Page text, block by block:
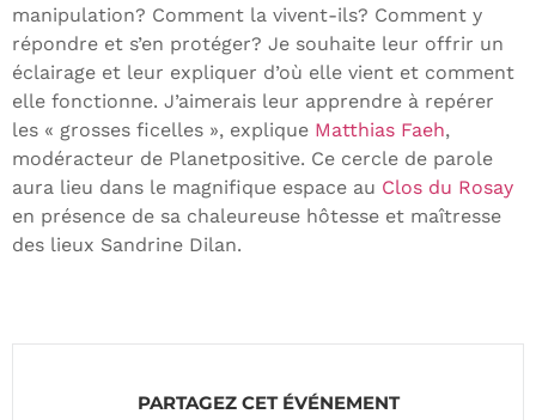
manipulation? Comment la vivent-ils? Comment y
répondre et s’en protéger? Je souhaite leur offrir un
éclairage et leur expliquer d’où elle vient et comment
elle fonctionne. J’aimerais leur apprendre à repérer
les « grosses ficelles », explique Matthias Faeh,
modéracteur de Planetpositive. Ce cercle de parole
aura lieu dans le magnifique espace au Clos du Rosay
en présence de sa chaleureuse hôtesse et maîtresse
des lieux Sandrine Dilan.
PARTAGEZ CET ÉVÉNEMENT